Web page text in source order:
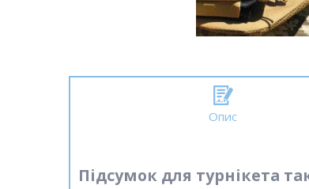
Опис
Підсумок для турнікета